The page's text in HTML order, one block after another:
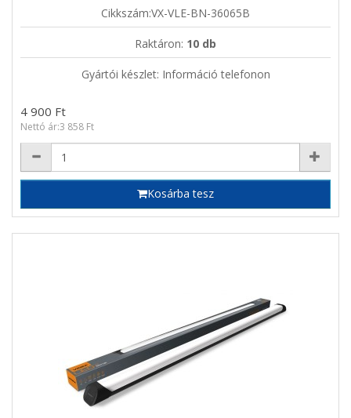
Cikkszám:VX-VLE-BN-36065B
Raktáron: 10 db
Gyártói készlet: Információ telefonon
4 900 Ft
Nettó ár:3 858 Ft
Kosárba tesz